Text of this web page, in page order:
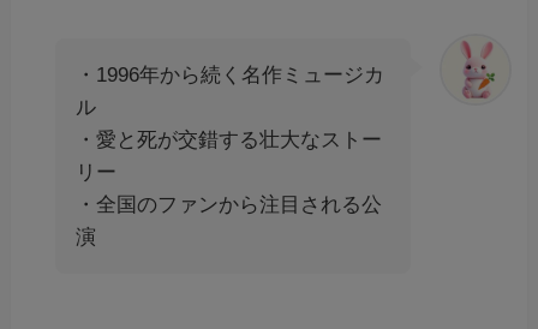
・1996年から続く名作ミュージカ
ル
・愛と死が交錯する壮大なストー
リー
・全国のファンから注目される公
演